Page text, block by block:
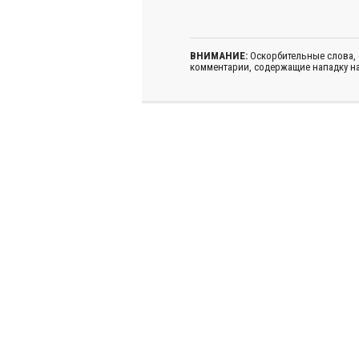
ВНИМАНИЕ: Оскорбительные
комментарии, содержащие нападку